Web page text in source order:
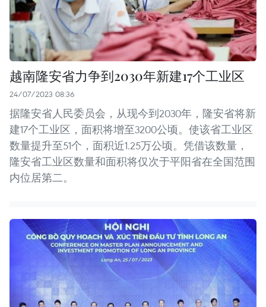
越南隆安省力争到2030年新建17个工业区
24/07/2023 08:36
据隆安省人民委员会，从现今到2030年，隆安省将新
建17个工业区，面积将增至3200公顷。使该省工业区
数量提升至51个，面积近1.25万公顷。凭借该数量，
隆安省工业区数量和面积将仅次于平阳省在全国范围
内位居第二。